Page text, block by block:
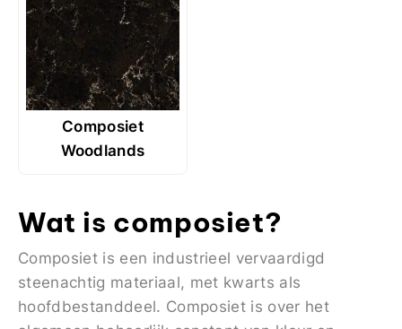
Composiet
Woodlands
Wat is composiet?
Composiet is een industrieel vervaardigd
steenachtig materiaal, met kwarts als
hoofdbestanddeel. Composiet is over het